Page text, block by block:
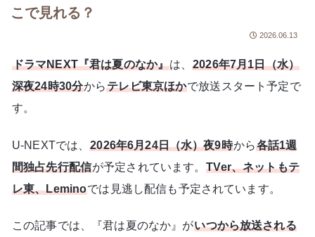
こで見れる？
2026.06.13
ドラマNEXT『君は夏のなか』は、2026年7月1日（水）
深夜24時30分からテレビ東京ほかで放送スタート予定で
す。
U-NEXTでは、2026年6月24日（水）夜9時から各話1週
間独占先行配信が予定されています。 TVer、ネットもテ
レ東、Leminoでは見逃し配信も予定されています。
この記事では、『君は夏のなか』がいつから放送される